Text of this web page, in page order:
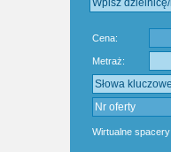
Cena:
Metraż:
Wirtualne spacery